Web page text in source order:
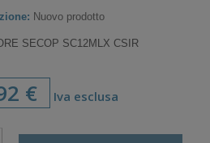
Nuovo prodotto
SECOP SC12MLX CSIR
€ Iva esclusa